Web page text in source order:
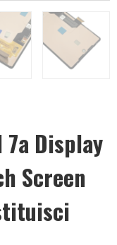
7a Display
Screen